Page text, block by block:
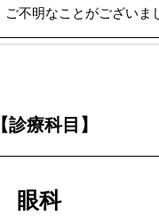
ご不明なことがございま
【診療科目】
眼科